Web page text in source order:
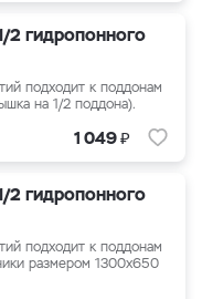
2 гидропонного
подходит к поддонам
на 1/2 поддона).
1 049₽
2 гидропонного
подходит к поддонам
размером 1300x650